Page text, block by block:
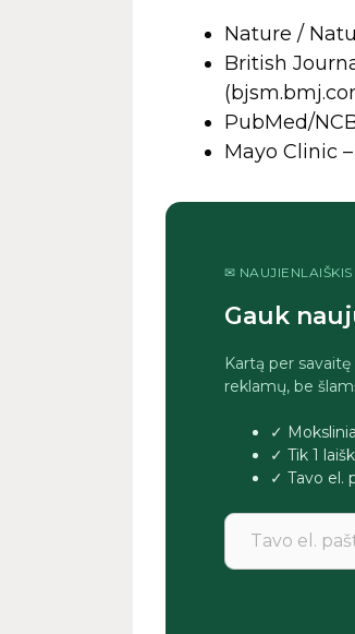
Nature /
British
PubMed/
Mayo Clinic
✉
Gauk
Kartą per
reklamų, be
✓
✓ Tik 1
✓ Tavo el.